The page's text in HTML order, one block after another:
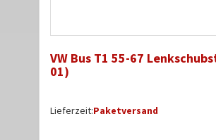
VW Bus T1 55-67
01)
Lieferzeit:Paketversand